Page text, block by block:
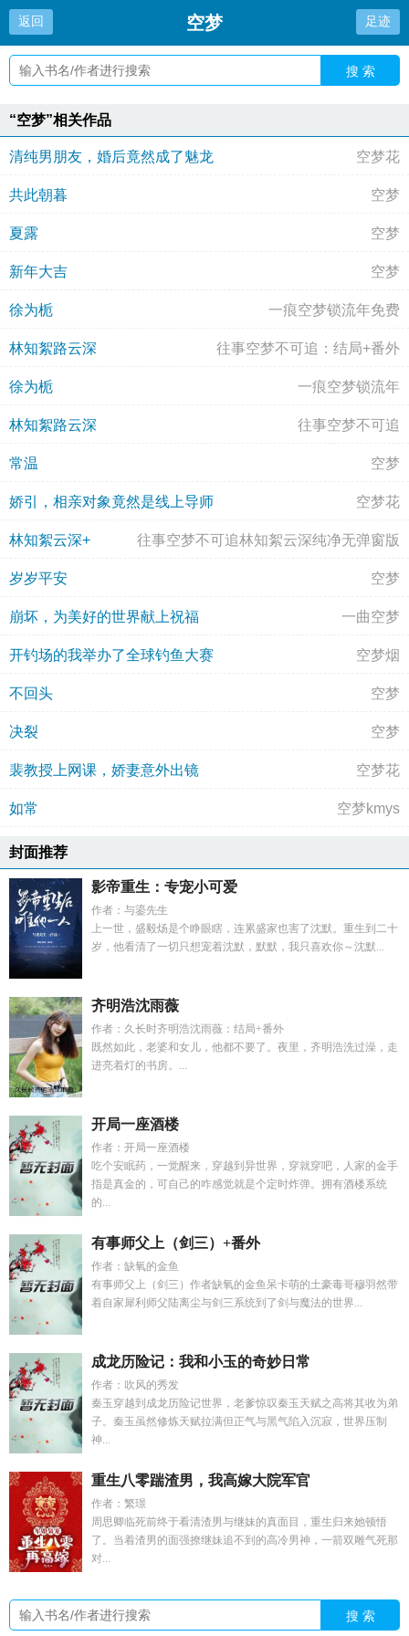
返回 空梦 足迹
搜 索
“空梦”相关作品
清纯男朋友，婚后竟然成了魅龙 空梦花
共此朝暮 空梦
夏露 空梦
新年大吉 空梦
徐为栀 一痕空梦锁流年免费
林知絮路云深 往事空梦不可追：结局+番外
徐为栀 一痕空梦锁流年
林知絮路云深 往事空梦不可追
常温 空梦
娇引，相亲对象竟然是线上导师 空梦花
林知絮云深+ 往事空梦不可追林知絮云深纯净无弹窗版
岁岁平安 空梦
崩坏，为美好的世界献上祝福 一曲空梦
开钓场的我举办了全球钓鱼大赛 空梦烟
不回头 空梦
决裂 空梦
裴教授上网课，娇妻意外出镜 空梦花
如常 空梦kmys
封面推荐
影帝重生：专宠小可爱
作者：与鎏先生
上一世，盛毅炀是个睁眼瞎，连累盛家也害了沈默。重生到二十
岁，他看清了一切只想宠着沈默，默默，我只喜欢你～沈默...
齐明浩沈雨薇
作者：久长时齐明浩沈雨薇：结局+番外
既然如此，老婆和女儿，他都不要了。夜里，齐明浩洗过澡，走
进亮着灯的书房。...
开局一座酒楼
作者：开局一座酒楼
吃个安眠药，一觉醒来，穿越到异世界，穿就穿吧，人家的金手
指是真金的，可自己的咋感觉就是个定时炸弹。拥有酒楼系统
的...
有事师父上（剑三）+番外
作者：缺氧的金鱼
有事师父上（剑三）作者缺氧的金鱼呆卡萌的土豪毒哥穆羽然带
着自家犀利师父陆离尘与剑三系统到了剑与魔法的世界...
成龙历险记：我和小玉的奇妙日常
作者：吹风的秀发
秦玉穿越到成龙历险记世界，老爹惊叹秦玉天赋之高将其收为弟
子。秦玉虽然修炼天赋拉满但正气与黑气陷入沉寂，世界压制
神...
重生八零踹渣男，我高嫁大院军官
作者：繁璟
周思卿临死前终于看清渣男与继妹的真面目，重生归来她顿悟
了。当着渣男的面强撩继妹追不到的高冷男神，一箭双雕气死那
对...
搜 索